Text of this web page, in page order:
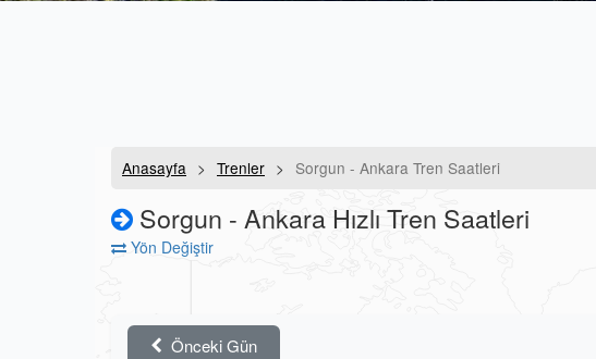
Anasayfa Trenler Sorgun - Ankara Tren Saatleri
Sorgun - Ankara Hızlı Tren Saatleri
Yön Değiştir
Önceki Gün